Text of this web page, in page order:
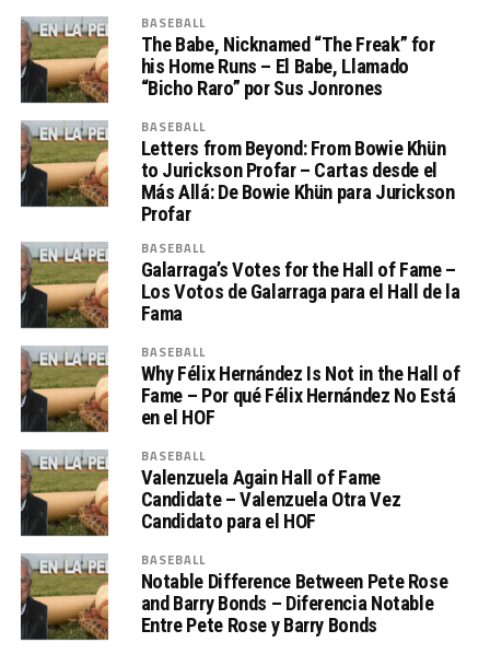
BASEBALL
The Babe, Nicknamed “The Freak” for
his Home Runs – El Babe, Llamado
“Bicho Raro” por Sus Jonrones
BASEBALL
Letters from Beyond: From Bowie Khün
to Jurickson Profar – Cartas desde el
Más Allá: De Bowie Khün para Jurickson
Profar
BASEBALL
Galarraga’s Votes for the Hall of Fame –
Los Votos de Galarraga para el Hall de la
Fama
BASEBALL
Why Félix Hernández Is Not in the Hall of
Fame – Por qué Félix Hernández No Está
en el HOF
BASEBALL
Valenzuela Again Hall of Fame
Candidate – Valenzuela Otra Vez
Candidato para el HOF
BASEBALL
Notable Difference Between Pete Rose
and Barry Bonds – Diferencia Notable
Entre Pete Rose y Barry Bonds